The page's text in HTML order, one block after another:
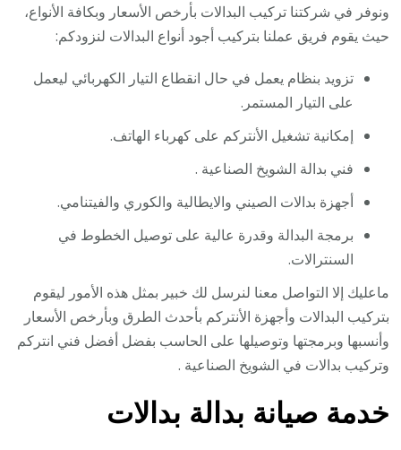
ونوفر في شركتنا تركيب البدالات بأرخص الأسعار وبكافة الأنواع،
حيث يقوم فريق عملنا بتركيب أجود أنواع البدالات لنزودكم:
تزويد بنظام يعمل في حال انقطاع التيار الكهربائي ليعمل
على التيار المستمر.
إمكانية تشغيل الأنتركم على كهرباء الهاتف.
فني بدالة الشويخ الصناعية .
أجهزة بدالات الصيني والايطالية والكوري والفيتنامي.
برمجة البدالة وقدرة عالية على توصيل الخطوط في
السنترالات.
ماعليك إلا التواصل معنا لنرسل لك خبير بمثل هذه الأمور ليقوم
بتركيب البدالات وأجهزة الأنتركم بأحدث الطرق وبأرخص الأسعار
وأنسبها وبرمجتها وتوصيلها على الحاسب بفضل أفضل فني انتركم
وتركيب بدالات في الشويخ الصناعية .
خدمة صيانة بدالة بدالات